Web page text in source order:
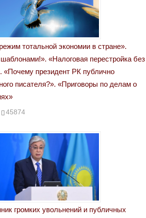
тотальной экономии в стране».
«Налоговая перестройка без
«Почему президент РК публично
писателя?». «Приговоры по делам о
45874
громких увольнений и публичных